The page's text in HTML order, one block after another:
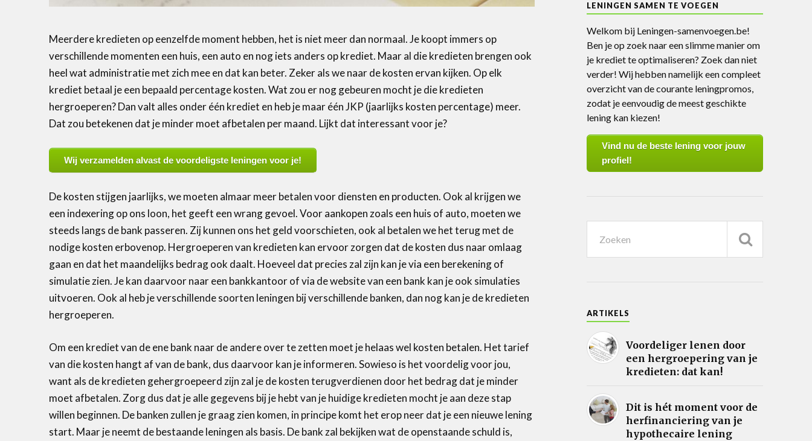
Meerdere kredieten op eenzelfde moment hebben, het is niet meer dan normaal. Je koopt immers op
verschillende momenten een huis, een auto en nog iets anders op krediet. Maar al die kredieten brengen ook
heel wat administratie met zich mee en dat kan beter. Zeker als we naar de kosten ervan kijken. Op elk
krediet betaal je een bepaald percentage kosten. Wat zou er nog gebeuren mocht je die kredieten
hergroeperen? Dan valt alles onder één krediet en heb je maar één JKP (jaarlijks kosten percentage) meer.
Dat zou betekenen dat je minder moet afbetalen per maand. Lijkt dat interessant voor je?
Wij verzamelden alvast de voordeligste leningen voor je!
De kosten stijgen jaarlijks, we moeten almaar meer betalen voor diensten en producten. Ook al krijgen we
een indexering op ons loon, het geeft een wrang gevoel. Voor aankopen zoals een huis of auto, moeten we
steeds langs de bank passeren. Zij kunnen ons het geld voorschieten, ook al betalen we het terug met de
nodige kosten erbovenop. Hergroeperen van kredieten kan ervoor zorgen dat de kosten dus naar omlaag
gaan en dat het maandelijks bedrag ook daalt. Hoeveel dat precies zal zijn kan je via een berekening of
simulatie zien. Je kan daarvoor naar een bankkantoor of via de website van een bank kan je ook simulaties
uitvoeren. Ook al heb je verschillende soorten leningen bij verschillende banken, dan nog kan je de kredieten
hergroeperen.
Om een krediet van de ene bank naar de andere over te zetten moet je helaas wel kosten betalen. Het tarief
van die kosten hangt af van de bank, dus daarvoor kan je informeren. Sowieso is het voordelig voor jou,
want als de kredieten gehergroepeerd zijn zal je de kosten terugverdienen door het bedrag dat je minder
moet afbetalen. Zorg dus dat je alle gegevens bij je hebt van je huidige kredieten mocht je aan deze stap
willen beginnen. De banken zullen je graag zien komen, in principe komt het erop neer dat je een nieuwe lening
start. Maar je neemt de bestaande leningen als basis. De bank zal bekijken wat de openstaande schuld is,
LENINGEN SAMEN TE VOEGEN
Welkom bij Leningen-samenvoegen.be!
Ben je op zoek naar een slimme manier om
je krediet te optimaliseren? Zoek dan niet
verder! Wij hebben namelijk een compleet
overzicht van de courante leningpromos,
zodat je eenvoudig de meest geschikte
lening kan kiezen!
Vind nu de beste lening voor jouw
profiel!
ARTIKELS
Voordeliger lenen door
een hergroepering van je
kredieten: dat kan!
Dit is hét moment voor de
herfinanciering van je
hypothecaire lening